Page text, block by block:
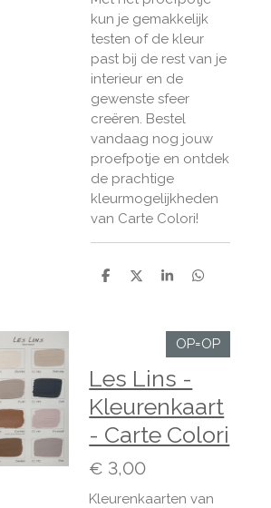
kun je gemakkelijk
testen of de kleur
past bij de rest van je
interieur en de
gewenste sfeer
creëren. Bestel
vandaag nog jouw
proefpotje en ontdek
de prachtige
kleurmogelijkheden
van Carte Colori!
D
D
S
e
D
n
OP=OP
Les Lins -
Kleurenkaart
- Carte Colori
€ 3,00
Kleurenkaarten van